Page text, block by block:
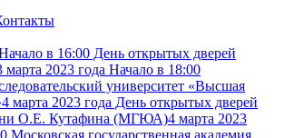
в 16:00 День открытых дверей
марта 2023 года Начало в 18:00
университет «Высшая
4 марта 2023 года День открытых дверей
О.Е. Кутафина (МГЮА)4 марта 2023
Московская государственная академия